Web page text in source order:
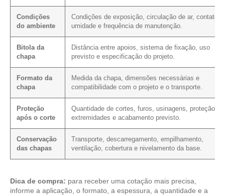
Condições
do ambiente
Condições de exposição, circulação de ar, contato
umidade e frequência de manutenção.
Bitola da
chapa
Distância entre apoios, sistema de fixação, uso
previsto e especificação do projeto.
Formato da
chapa
Medida da chapa, dimensões necessárias e
compatibilidade com o projeto e o transporte.
Proteção
após o corte
Quantidade de cortes, furos, usinagens, proteção
extremidades e acabamento previsto.
Conservação
das chapas
Transporte, descarregamento, empilhamento,
ventilação, cobertura e nivelamento da base.
Dica de compra: para receber uma cotação mais precisa,
informe a aplicação, o formato, a espessura, a quantidade e a